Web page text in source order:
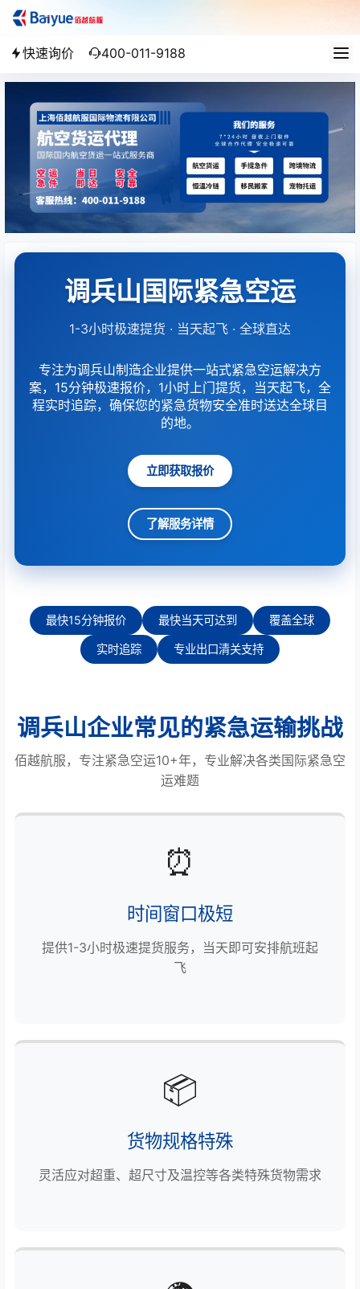
快速询价 400-011-9188
调兵山国际紧急空运
1-3小时极速提货 · 当天起飞 · 全球直达
专注为调兵山制造企业提供一站式紧急空运解决方
案，15分钟极速报价，1小时上门提货，当天起飞，全
程实时追踪，确保您的紧急货物安全准时送达全球目
的地。
立即获取报价
了解服务详情
最快15分钟报价 最快当天可达到 覆盖全球
实时追踪 专业出口清关支持
调兵山企业常见的紧急运输挑战
佰越航服，专注紧急空运10+年，专业解决各类国际紧急空
运难题
⏰
时间窗口极短
提供1-3小时极速提货服务，当天即可安排航班起
飞
📦
货物规格特殊
灵活应对超重、超尺寸及温控等各类特殊货物需求